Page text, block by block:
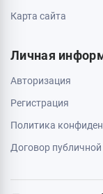
Карта сайта
Личная
Авторизация
Регистрация
Политика
Договор